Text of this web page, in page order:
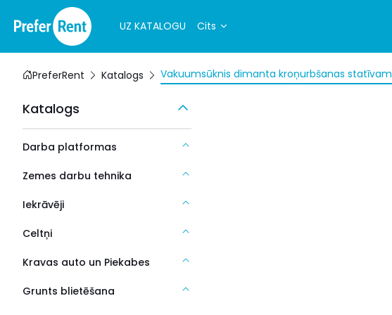
UZ KATALOGU Cits
PreferRent Katalogs Vakuumsūknis dimanta kroņurbšanas statīvam
Katalogs
Darba platformas
Zemes darbu tehnika
Iekrāvēji
Celtņi
Kravas auto un Piekabes
Grunts blietēšana